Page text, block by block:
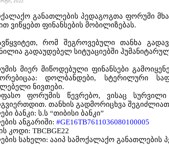
განათლების პედაგოგთა ფორუმი
ვიწყებთ ფინანსების მობილიზებას.
,რომ შეგროვებული თანხა
გადაუდებელ სიტუაციებში
მიერ მიწოდებული ფინანსები
:დოლბანდები, სტერილური
ნივთები.
ფორუმის წევრებო, ვისაც სურვილი
. თანხის გადმორიცხვა შეგიძლიათ
ბანკი: ს.ს “თიბისი ბანკი”
ანგარიში: #GE16TB7611036080100005
კოდი: TBCBGE22
სახელი: ააიპ სამოქალაქო განათლების